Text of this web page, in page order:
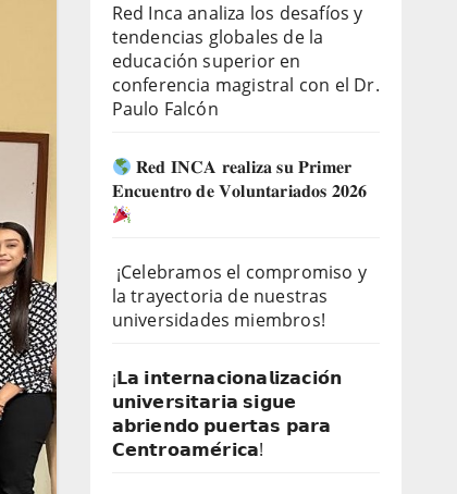
Red Inca analiza los desafíos y
tendencias globales de la
educación superior en
conferencia magistral con el Dr.
Paulo Falcón
𝐑𝐞𝐝 𝐈𝐍𝐂𝐀 𝐫𝐞𝐚𝐥𝐢𝐳𝐚 𝐬𝐮 𝐏𝐫𝐢𝐦𝐞𝐫
𝐄𝐧𝐜𝐮𝐞𝐧𝐭𝐫𝐨 𝐝𝐞 𝐕𝐨𝐥𝐮𝐧𝐭𝐚𝐫𝐢𝐚𝐝𝐨𝐬 𝟐𝟎𝟐𝟔
¡Celebramos el compromiso y
la trayectoria de nuestras
universidades miembros!
¡𝗟𝗮 𝗶𝗻𝘁𝗲𝗿𝗻𝗮𝗰𝗶𝗼𝗻𝗮𝗹𝗶𝘇𝗮𝗰𝗶𝗼́𝗻
𝘂𝗻𝗶𝘃𝗲𝗿𝘀𝗶𝘁𝗮𝗿𝗶𝗮 𝘀𝗶𝗴𝘂𝗲
𝗮𝗯𝗿𝗶𝗲𝗻𝗱𝗼 𝗽𝘂𝗲𝗿𝘁𝗮𝘀 𝗽𝗮𝗿𝗮
𝗖𝗲𝗻𝘁𝗿𝗼𝗮𝗺𝗲́𝗿𝗶𝗰𝗮!